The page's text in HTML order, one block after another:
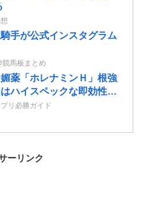
騎手が公式インスタグラム
競馬板まとめ
薬「ホレナミンＨ」根強
ハイスペックな即効性と
リ必勝ガイド
ーリンク